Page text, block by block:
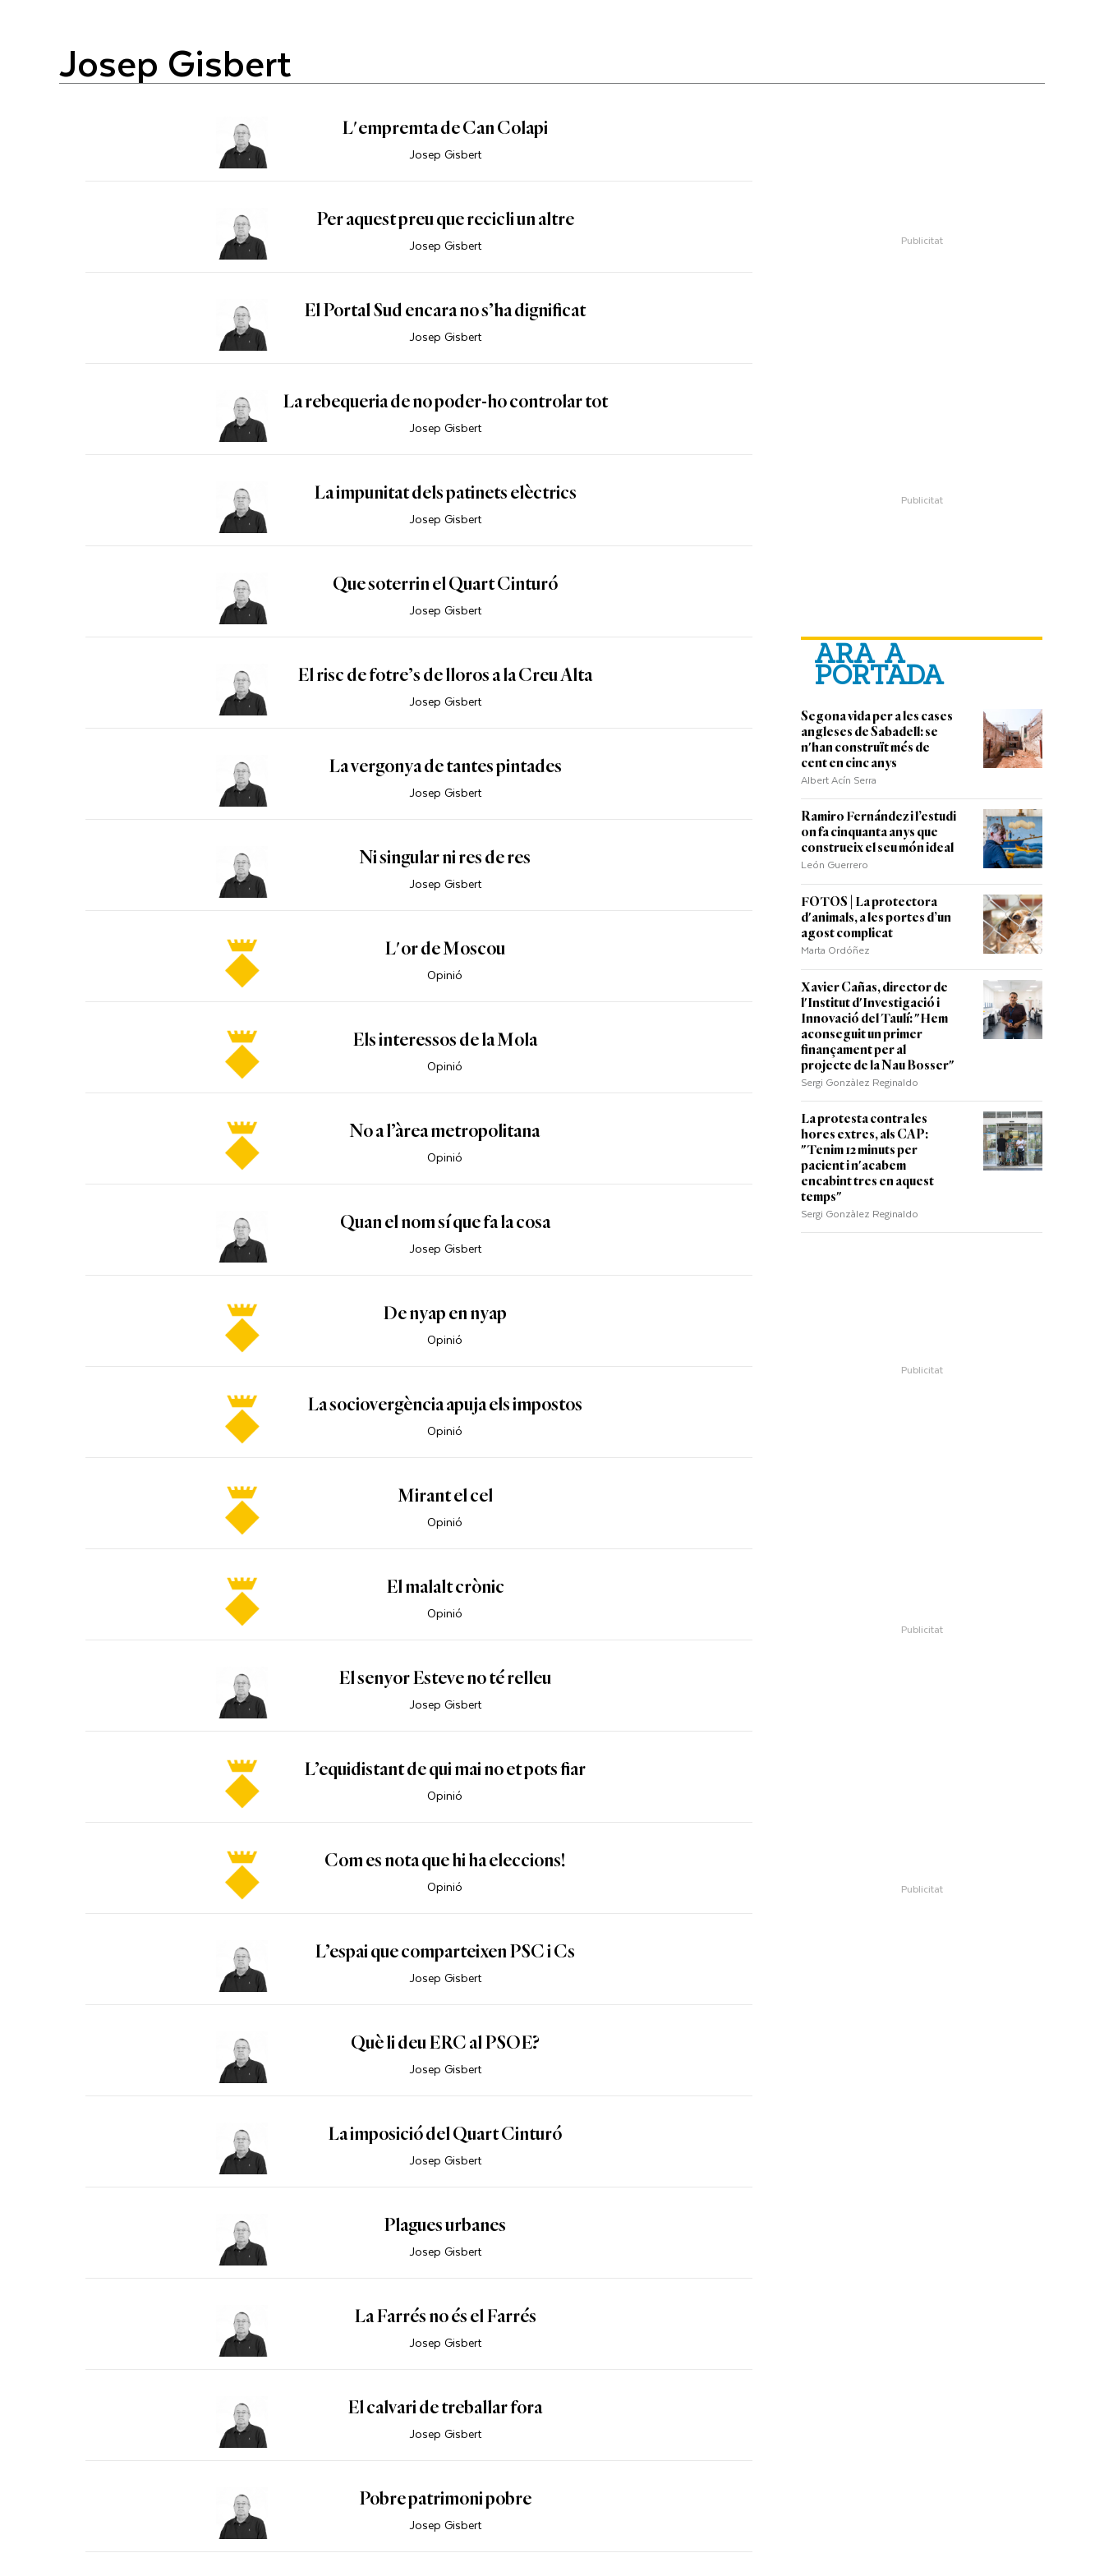
Josep Gisbert
L'empremta de Can Colapi
Josep Gisbert
Per aquest preu que recicli un altre
Josep Gisbert
El Portal Sud encara no s’ha dignificat
Josep Gisbert
La rebequeria de no poder-ho controlar tot
Josep Gisbert
La impunitat dels patinets elèctrics
Josep Gisbert
Que soterrin el Quart Cinturó
Josep Gisbert
El risc de fotre’s de lloros a la Creu Alta
Josep Gisbert
La vergonya de tantes pintades
Josep Gisbert
Ni singular ni res de res
Josep Gisbert
L'or de Moscou
Opinió
Els interessos de la Mola
Opinió
No a l’àrea metropolitana
Opinió
Quan el nom sí que fa la cosa
Josep Gisbert
De nyap en nyap
Opinió
La sociovergència apuja els impostos
Opinió
Mirant el cel
Opinió
El malalt crònic
Opinió
El senyor Esteve no té relleu
Josep Gisbert
L’equidistant de qui mai no et pots fiar
Opinió
Com es nota que hi ha eleccions!
Opinió
L’espai que comparteixen PSC i Cs
Josep Gisbert
Què li deu ERC al PSOE?
Josep Gisbert
La imposició del Quart Cinturó
Josep Gisbert
Plagues urbanes
Josep Gisbert
La Farrés no és el Farrés
Josep Gisbert
El calvari de treballar fora
Josep Gisbert
Pobre patrimoni pobre
Josep Gisbert
ARA A
PORTADA
Segona vida per a les cases
angleses de Sabadell: se
n'han construït més de
cent en cinc anys
Albert Acín Serra
Ramiro Fernández i l’estudi
on fa cinquanta anys que
construeix el seu món ideal
León Guerrero
FOTOS | La protectora
d'animals, a les portes d’un
agost complicat
Marta Ordóñez
Xavier Cañas, director de
l'Institut d'Investigació i
Innovació del Taulí: "Hem
aconseguit un primer
finançament per al
projecte de la Nau Bosser"
Sergi Gonzàlez Reginaldo
La protesta contra les
hores extres, als CAP:
"Tenim 12 minuts per
pacient i n'acabem
encabint tres en aquest
temps"
Sergi Gonzàlez Reginaldo